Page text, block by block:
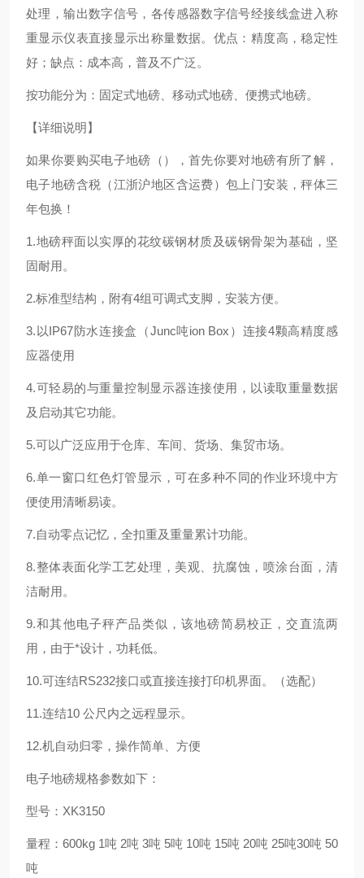
处理，输出数字信号，各传感器数字信号经接线盒进入称
重显示仪表直接显示出称量数据。优点：精度高，稳定性
好；缺点：成本高，普及不广泛。
按功能分为：固定式地磅、移动式地磅、便携式地磅。
【详细说明】
如果你要购买电子地磅（），首先你要对地磅有所了解，
电子地磅含税（江浙沪地区含运费）包上门安装，秤体三
年包换！
1.地磅秤面以实厚的花纹碳钢材质及碳钢骨架为基础，坚
固耐用。
2.标准型结构，附有4组可调式支脚，安装方便。
3.以IP67防水连接盒（Junc吨ion Box）连接4颗高精度感
应器使用
4.可轻易的与重量控制显示器连接使用，以读取重量数据
及启动其它功能。
5.可以广泛应用于仓库、车间、货场、集贸市场。
6.单一窗口红色灯管显示，可在多种不同的作业环境中方
便使用清晰易读。
7.自动零点记忆，全扣重及重量累计功能。
8.整体表面化学工艺处理，美观、抗腐蚀，喷涂台面，清
洁耐用。
9.和其他电子秤产品类似，该地磅简易校正，交直流两
用，由于*设计，功耗低。
10.可连结RS232接口或直接连接打印机界面。（选配）
11.连结10 公尺内之远程显示。
12.机自动归零，操作简单、方便
电子地磅规格参数如下：
型号：XK3150
量程：600kg 1吨 2吨 3吨 5吨 10吨 15吨 20吨 25吨30吨 50
吨